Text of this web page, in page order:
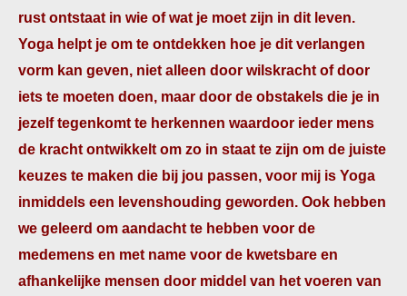
rust ontstaat in wie of wat je moet zijn in dit leven.
Yoga helpt je om te ontdekken hoe je dit verlangen
vorm kan geven, niet alleen door wilskracht of door
iets te moeten doen, maar door de obstakels die je in
jezelf tegenkomt te herkennen waardoor ieder mens
de kracht ontwikkelt om zo in staat te zijn om de juiste
keuzes te maken die bij jou passen, voor mij is Yoga
inmiddels een levenshouding geworden. Ook hebben
we geleerd om aandacht te hebben voor de
medemens en met name voor de kwetsbare en
afhankelijke mensen door middel van het voeren van